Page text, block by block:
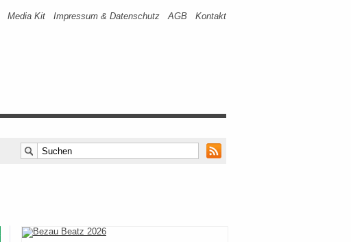
Media Kit Impressum & Datenschutz AGB Kontakt